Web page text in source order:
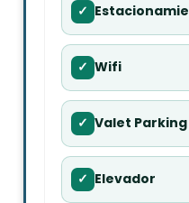
✓
✓ Wifi
✓ Valet Parking
✓ Elevador